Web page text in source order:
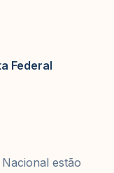
Federal
estão